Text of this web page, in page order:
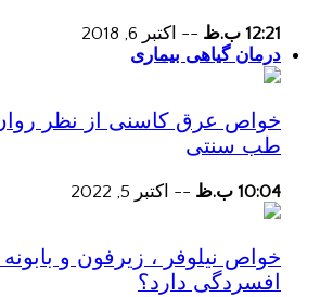
12:21 ب.ظ -- اکتبر 6, 2018
درمان گیاهی بیماری
خواص عرق کاسنی از نظر
طب سنتی
10:04 ب.ظ -- اکتبر 5, 2022
خواص نیلوفر ، زیرفون و
افسردگی دارد؟